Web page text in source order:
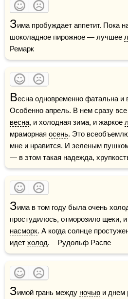
Зима пробуждает аппетит. Пока
шоколадное пирожное — лучшее
Ремарк
Весна одновременно фатальна и
весна, и холодная зима, и жаркое
мраморная осень. Это
мне и нравится. И зеленым
— в этом такая надежда,
Зима в том году была очень
насморк. А когда солнце
идет холод.    Рудольф Распе
Зимой грань между ночью